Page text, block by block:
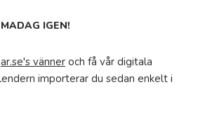
IGEN!
vänner och få vår digitala
importerar du sedan enkelt i